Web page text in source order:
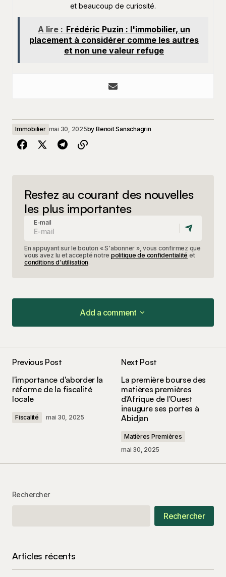
et beaucoup de curiosité.
A lire : Frédéric Puzin : l'immobilier, un
placement à considérer comme les autres
et non une valeur refuge
Immobilier mai 30, 2025by Benoit Sanschagrin
Restez au courant des nouvelles
les plus importantes
E-mail
En appuyant sur le bouton « S'abonner », vous confirmez que
vous avez lu et accepté notre politique de confidentialité et
conditions d'utilisation.
Add a comment
Add a comment
champs obligatoires sont indiqués avec*
Previous Post
l'importance d'aborder la
réforme de la fiscalité
locale
Fiscalité mai 30, 2025
Next Post
La première bourse des
matières premières
d'Afrique de l'Ouest
inaugure ses portes à
Abidjan
Matières Premières
mai 30, 2025
Rechercher
Rechercher
Articles récents